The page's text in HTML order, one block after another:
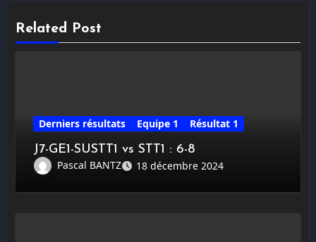
Related Post
Derniers résultats Equipe 1
Résultat 1
J7-GE1-SUSTT1 vs STT1 : 6-8
Pascal BANTZ
18 décembre 2024